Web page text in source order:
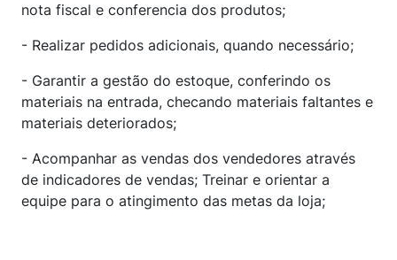
nota fiscal e conferencia dos produtos;
- Realizar pedidos adicionais, quando necessário;
- Garantir a gestão do estoque, conferindo os
materiais na entrada, checando materiais faltantes e
materiais deteriorados;
- Acompanhar as vendas dos vendedores através
de indicadores de vendas; Treinar e orientar a
equipe para o atingimento das metas da loja;